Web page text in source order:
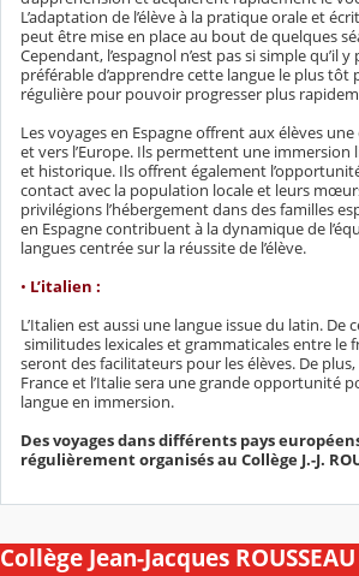
L’adaptation de l’élève à la pratique orale et
peut être mise en place au bout de quelques
Cependant, l’espagnol n’est pas si simple qu’il
préférable d’apprendre cette langue le plus tôt
régulière pour pouvoir progresser plus
Les voyages en Espagne offrent aux élèves
et vers l’Europe. Ils permettent une
et historique. Ils offrent également
contact avec la population locale et leurs
privilégions l’hébergement dans des familles
en Espagne contribuent à la dynamique de
langues centrée sur la réussite de l’élève.
• L’italien :
L’Italien est aussi une langue issue du latin. De
similitudes lexicales et grammaticales entre le
seront des facilitateurs pour les élèves. De
France et l’Italie sera une grande opportunité
langue en immersion.
Des voyages dans différents pays
régulièrement organisés au Collège J.-J.
Collège Jean-Jacques ROUSSEAU